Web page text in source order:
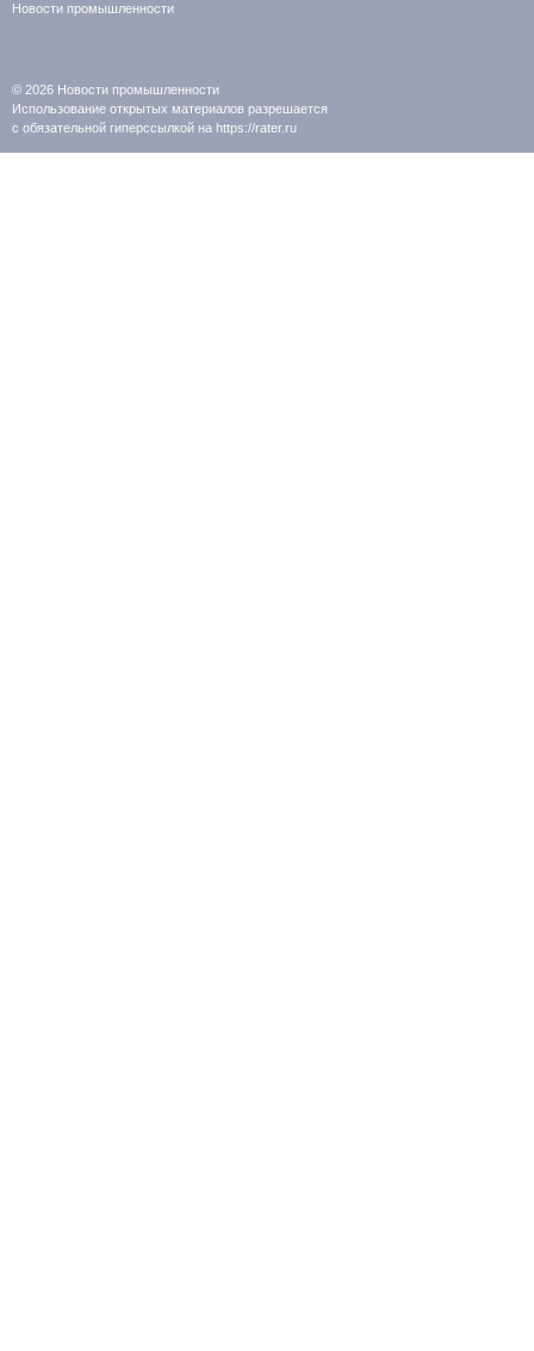
Новости промышленности
© 2026 Новости промышленности
Использование открытых материалов разрешается
с обязательной гиперссылкой на https://rater.ru